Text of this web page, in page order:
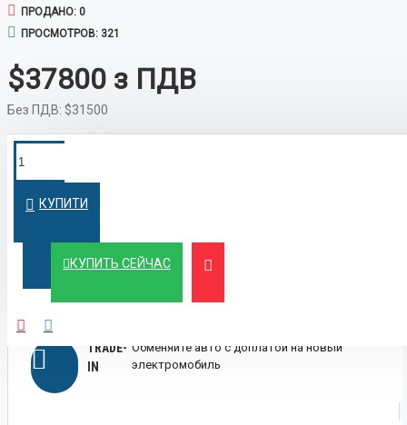
ПРОДАНО: 0
ПРОСМОТРОВ: 321
$37800
Без ПДВ: $31500
КУПИТИ
КУПИТЬ СЕЙЧАС
КРЕДИТ
ЛИЗИНГВыгодный лизинг для бизнеса и физических
лиц
TRADE-
IN
Обменяйте авто с доплатой на новый
электромобиль